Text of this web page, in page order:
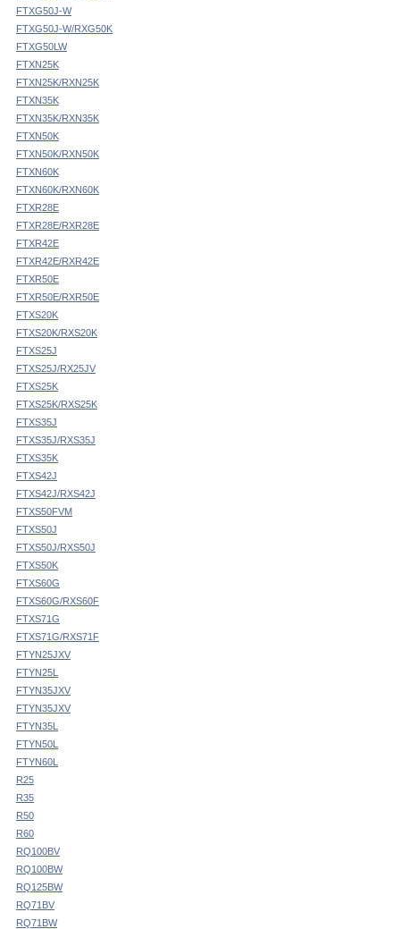
FTXG50J-W
FTXG50J-W/RXG50K
FTXG50LW
FTXN25K
FTXN25K/RXN25K
FTXN35K
FTXN35K/RXN35K
FTXN50K
FTXN50K/RXN50K
FTXN60K
FTXN60K/RXN60K
FTXR28E
FTXR28E/RXR28E
FTXR42E
FTXR42E/RXR42E
FTXR50E
FTXR50E/RXR50E
FTXS20K
FTXS20K/RXS20K
FTXS25J
FTXS25J/RX25JV
FTXS25K
FTXS25K/RXS25K
FTXS35J
FTXS35J/RXS35J
FTXS35K
FTXS42J
FTXS42J/RXS42J
FTXS50FVM
FTXS50J
FTXS50J/RXS50J
FTXS50K
FTXS60G
FTXS60G/RXS60F
FTXS71G
FTXS71G/RXS71F
FTYN25JXV
FTYN25L
FTYN35JXV
FTYN35JXV
FTYN35L
FTYN50L
FTYN60L
R25
R35
R50
R60
RQ100BV
RQ100BW
RQ125BW
RQ71BV
RQ71BW